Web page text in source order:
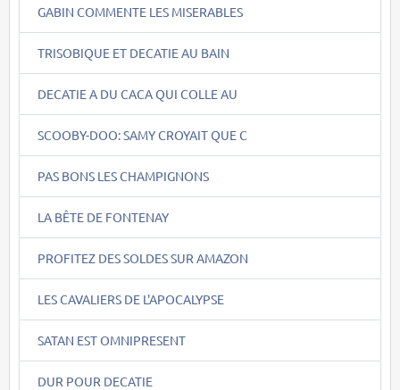
GABIN COMMENTE LES MISERABLES
TRISOBIQUE ET DECATIE AU BAIN
DECATIE A DU CACA QUI COLLE AU
SCOOBY-DOO: SAMY CROYAIT QUE C
PAS BONS LES CHAMPIGNONS
LA BÊTE DE FONTENAY
PROFITEZ DES SOLDES SUR AMAZON
LES CAVALIERS DE L'APOCALYPSE
SATAN EST OMNIPRESENT
DUR POUR DECATIE